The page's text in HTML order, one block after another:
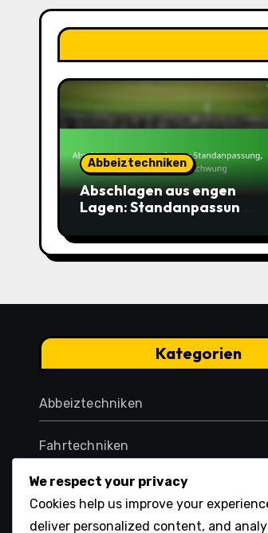
Abbeiztechniken
Abschlagen aus engen
Lagen: Standanpassung,
Durchschwung
Kategorien
Abbeiztechniken
Fahrtechniken
Putting-Techniken
We respect your privacy
Cookies help us improve your
deliver personalized content, and